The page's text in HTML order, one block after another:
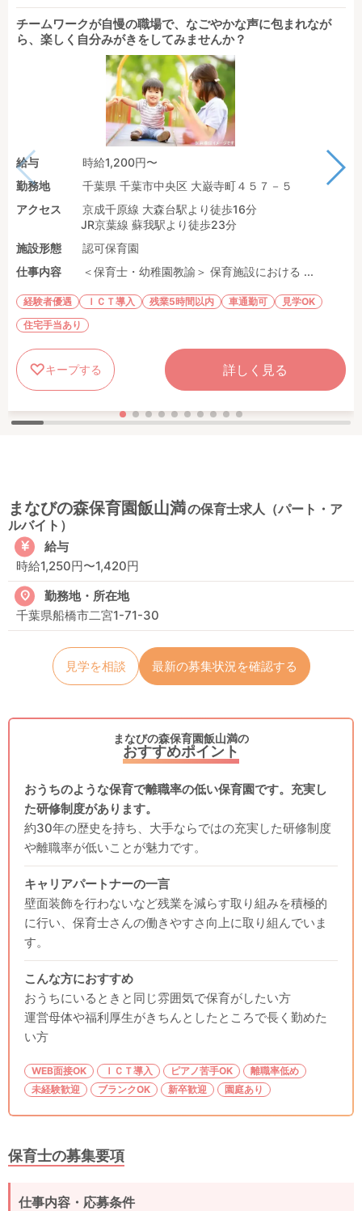
チームワークが自慢の職場で、なごやかな声に包まれなが
ら、楽しく自分みがきをしてみませんか？
給与
時給1,200円〜
勤務地
千葉県 千葉市中央区 大巌寺町４５７－５
アクセス
京成千原線 大森台駅より徒歩16分
JR京葉線 蘇我駅より徒歩23分
施設形態
認可保育園
仕事内容
＜保育士・幼稚園教諭＞ 保育施設における ...
経験者優遇 ＩＣＴ導入 残業5時間以内 車通勤可
見学OK
住宅手当あり
キープする 詳しく見る
まなびの森保育園飯山満の保育士求人（パート・ア
ルバイト）
給与
時給1,250円〜1,420円
勤務地・所在地
千葉県船橋市二宮1-71-30
見学を相談 最新の募集状況を確認する
まなびの森保育園飯山満の
おすすめポイント
おうちのような保育で離職率の低い保育園です。充実し
た研修制度があります。
約30年の歴史を持ち、大手ならではの充実した研修制度
や離職率が低いことが魅力です。
キャリアパートナーの一言
壁面装飾を行わないなど残業を減らす取り組みを積極的
に行い、保育士さんの働きやすさ向上に取り組んでいま
す。
こんな方におすすめ
おうちにいるときと同じ雰囲気で保育がしたい方
運営母体や福利厚生がきちんとしたところで長く勤めた
い方
WEB面接OK ＩＣＴ導入 ピアノ苦手OK
離職率低め
未経験歓迎
ブランクOK 新卒歓迎 園庭あり
保育士の募集要項
仕事内容・応募条件